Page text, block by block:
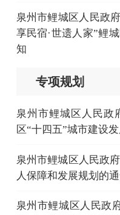
泉州市鲤城区人民政
享民宿·世遗人家”鲤
知
专项规划
泉州市鲤城区人民政
区“十四五”城市建设
泉州市鲤城区人民政
人保障和发展规划的
泉州市鲤城区人民政